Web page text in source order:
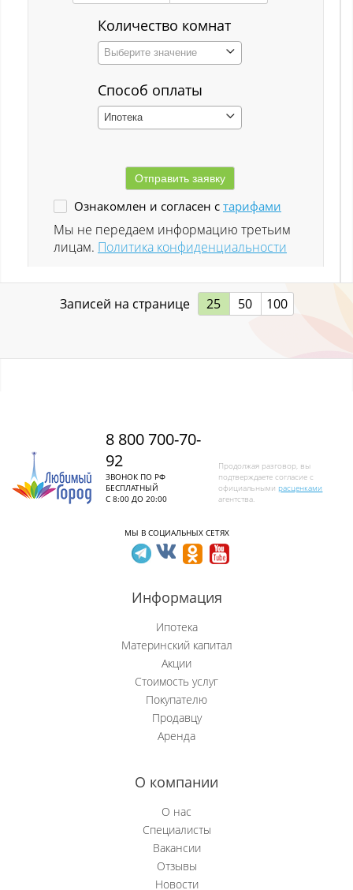
Красная Орловка с
Куйбышевский р-н
Ленинск-Кузнецкий
Листвяги
Лучшево с
Митино
Мундыбаш
Количество комнат
Выберите значение
Способ оплаты
Ипотека
Ознакомлен и согласен с тарифами
Мы не передаем информацию третьим
лицам. Политика конфиденциальности
Записей на странице 25 50 100
8 800 700-70-
92
ЗВОНОК ПО РФ
БЕСПЛАТНЫЙ
С 8:00 ДО 20:00
Продолжая разговор, вы
подтверждаете согласие с
официальнымирасценками
агентства.
МЫ В СОЦИАЛЬНЫХ СЕТЯХ
Информация
Ипотека
Материнский капитал
Акции
Стоимость услуг
Покупателю
Продавцу
Аренда
О компании
О нас
Специалисты
Вакансии
Отзывы
Новости